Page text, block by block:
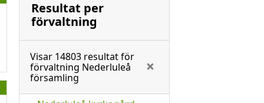
Resultat per
förvaltning
Visar 14803 resultat för
förvaltning Nederluleå
församling